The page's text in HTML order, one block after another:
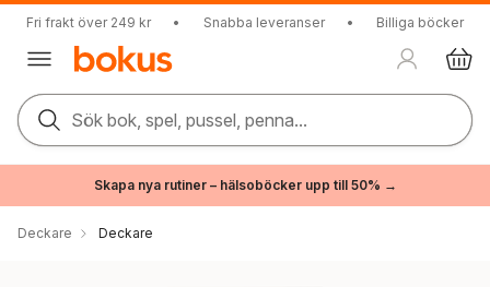
Fri frakt över 249 kr • Snabba leveranser • Billiga böcker
Sök bok, spel, pussel, penna...
Skapa nya rutiner – hälsoböcker upp till 50% →
Deckare Deckare